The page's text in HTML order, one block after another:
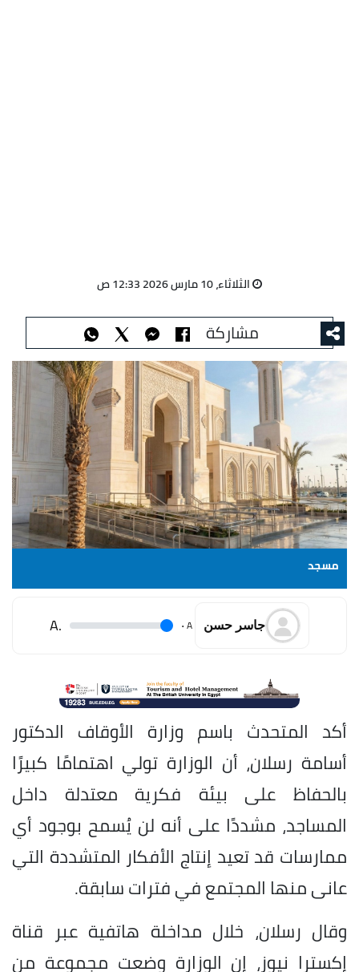
الثلاثاء، 10 مارس 2026 12:33 ص
مشاركة
مسجد
جاسر حسن A
.
.A
أكد المتحدث باسم وزارة الأوقاف الدكتور
أسامة رسلان، أن الوزارة تولي اهتمامًا كبيرًا
بالحفاظ على بيئة فكرية معتدلة داخل
المساجد، مشددًا على أنه لن يُسمح بوجود أي
ممارسات قد تعيد إنتاج الأفكار المتشددة التي
عانى منها المجتمع في فترات سابقة.
وقال رسلان، خلال مداخلة هاتفية عبر قناة
إكسترا نيوز، إن الوزارة وضعت مجموعة من